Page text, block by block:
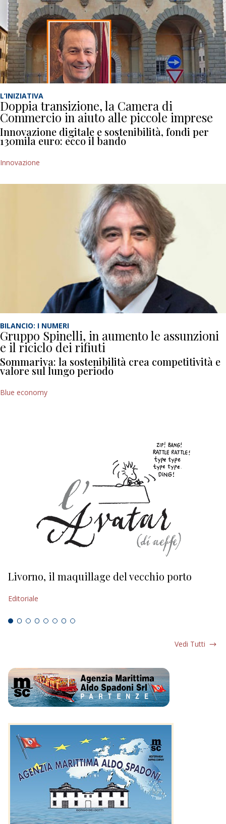
L’INIZIATIVA
Doppia transizione, la Camera di
Commercio in aiuto alle piccole imprese
Innovazione digitale e sostenibilità, fondi per
130mila euro: ecco il bando
Innovazione
BILANCIO: I NUMERI
Gruppo Spinelli, in aumento le assunzioni
e il riciclo dei rifiuti
Sommariva: la sostenibilità crea competitività e
valore sul lungo periodo
Blue economy
Livorno, il maquillage del vecchio porto
Editoriale
Vedi Tutti